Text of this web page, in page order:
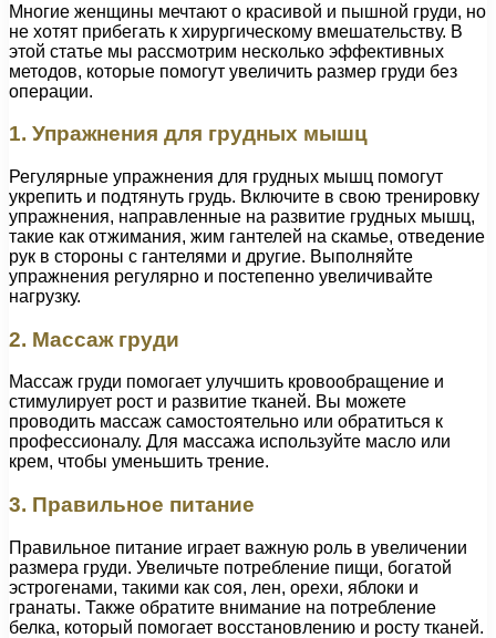
Многие женщины мечтают о красивой и пышной груди, но
не хотят прибегать к хирургическому вмешательству. В
этой статье мы рассмотрим несколько эффективных
методов, которые помогут увеличить размер груди без
операции.
1. Упражнения для грудных мышц
Регулярные упражнения для грудных мышц помогут
укрепить и подтянуть грудь. Включите в свою тренировку
упражнения, направленные на развитие грудных мышц,
такие как отжимания, жим гантелей на скамье, отведение
рук в стороны с гантелями и другие. Выполняйте
упражнения регулярно и постепенно увеличивайте
нагрузку.
2. Массаж груди
Массаж груди помогает улучшить кровообращение и
стимулирует рост и развитие тканей. Вы можете
проводить массаж самостоятельно или обратиться к
профессионалу. Для массажа используйте масло или
крем, чтобы уменьшить трение.
3. Правильное питание
Правильное питание играет важную роль в увеличении
размера груди. Увеличьте потребление пищи, богатой
эстрогенами, такими как соя, лен, орехи, яблоки и
гранаты. Также обратите внимание на потребление
белка, который помогает восстановлению и росту тканей.